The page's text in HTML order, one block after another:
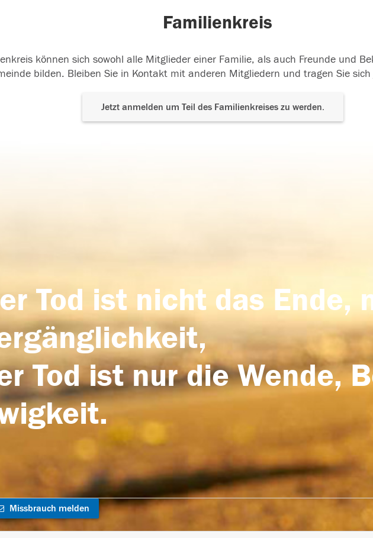
Familienkreis
können sich sowohl alle Mitglieder einer Familie, als auch Freunde und
bilden. Bleiben Sie in Kontakt mit anderen Mitgliedern und tragen Sie
Jetzt anmelden um Teil des Familienkreises zu werden.
Tod ist nicht das Ende,
Tod ist nur die Wende,
Missbrauch melden